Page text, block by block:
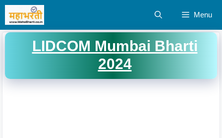
Skip
content
Menu
LIDCOM Mumbai Bharti
2024